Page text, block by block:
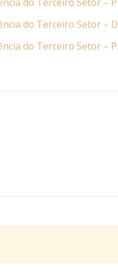
do Terceiro Setor –
do Terceiro Setor –